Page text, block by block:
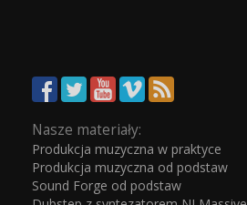
Nasze materiały:
Produkcja muzyczna w praktyce
Produkcja muzyczna od podstaw
Sound Forge od podstaw